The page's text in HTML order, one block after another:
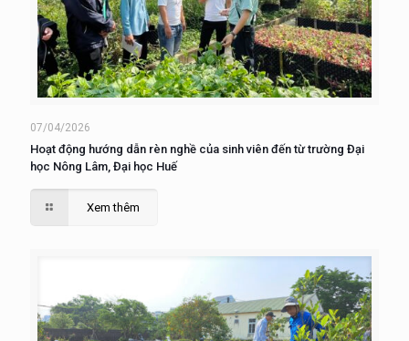
07/04/2026
Hoạt động hướng dẫn rèn nghề của sinh viên đến từ trường Đại
học Nông Lâm, Đại học Huế
Xem thêm